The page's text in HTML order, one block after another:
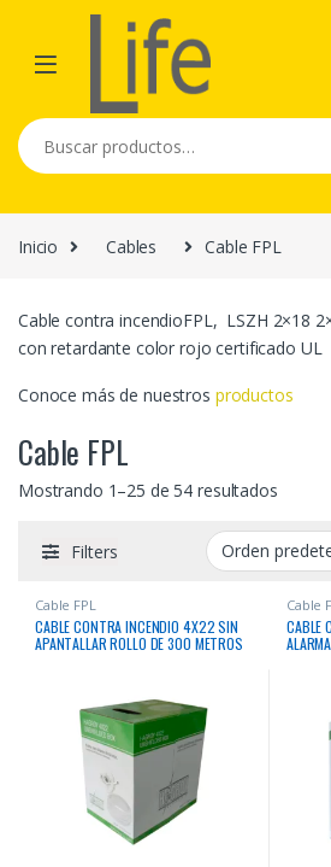
Skip to navigation
Skip to content
Buscar por:
Inicio Cables Cable FPL
Cable contra incendioFPL, LSZH 2×18
con retardante color rojo certificado UL
Conoce más de nuestros productos
Cable FPL
Mostrando 1–25 de 54 resultados
Filters
Cable FPL
CABLE CONTRA INCENDIO 4X22 SIN
APANTALLAR ROLLO DE 300 METROS
Cable
CABLE